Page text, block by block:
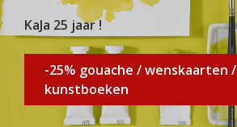
KaJa 25 jaar !
-25% gouache / wenskaarten /
kunstboeken